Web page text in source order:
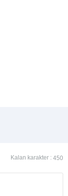
Kalan karakter : 450